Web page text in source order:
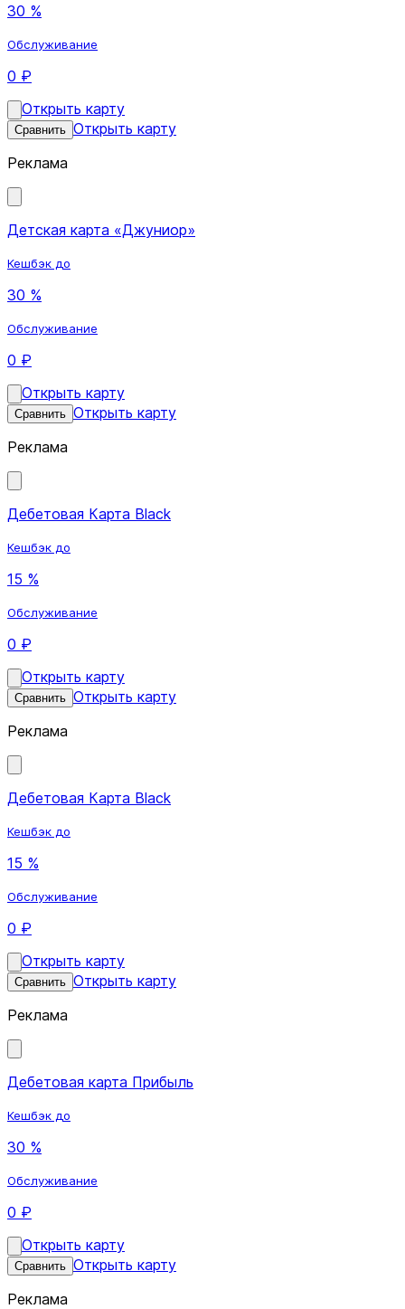
30 %
Обслуживание
0 ₽
Открыть карту
Сравнить Открыть карту
Реклама
Детская карта «Джуниор»
Кешбэк до
30 %
Обслуживание
0 ₽
Открыть карту
Сравнить Открыть карту
Реклама
Дебетовая Карта Black
Кешбэк до
15 %
Обслуживание
0 ₽
Открыть карту
Сравнить Открыть карту
Реклама
Дебетовая Карта Black
Кешбэк до
15 %
Обслуживание
0 ₽
Открыть карту
Сравнить Открыть карту
Реклама
Дебетовая карта Прибыль
Кешбэк до
30 %
Обслуживание
0 ₽
Открыть карту
Сравнить Открыть карту
Реклама